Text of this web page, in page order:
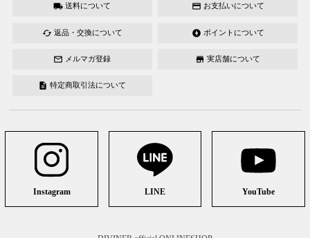
local_shipping 送料について credit_card お支払いについて
cached 返品・交換について offline_bolt ポイントについて
mail_outline メルマガ登録 store 実店舗について
description 特定商取引法について
Instagram LINE YouTube